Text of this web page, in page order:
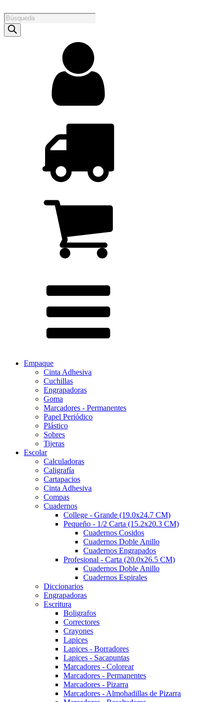
Products
search
Empaque
Cinta Adhesiva
Cuchillas
Engrapadoras
Goma
Marcadores - Permanentes
Papel Periódico
Plástico
Sobres
Tijeras
Escolar
Calculadoras
Caligrafía
Cartapacios
Cinta Adhesiva
Compas
Cuadernos
College - Grande (19.0x24.7 CM)
Pequeño - 1/2 Carta (15.2x20.3 CM)
Cuadernos Cosidos
Cuadernos Doble Anillo
Cuadernos Engrapados
Profesional - Carta (20.0x26.5 CM)
Cuadernos Doble Anillo
Cuadernos Espirales
Diccionarios
Engrapadoras
Escritura
Boligrafos
Correctores
Crayones
Lapices
Lapices - Borradores
Lapices - Sacapuntas
Marcadores - Colorear
Marcadores - Permanentes
Marcadores - Pizarra
Marcadores - Almohadillas de Pizarra